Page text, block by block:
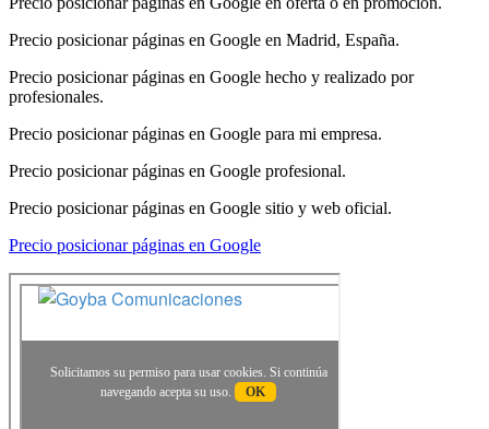
Precio posicionar páginas en Google en Madrid, España.
Precio posicionar páginas en Google hecho y realizado por
profesionales.
Precio posicionar páginas en Google para mi empresa.
Precio posicionar páginas en Google profesional.
Precio posicionar páginas en Google sitio y web oficial.
Precio posicionar páginas en Google